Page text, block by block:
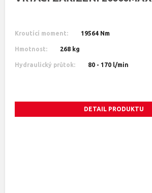
Kroutící moment: 19564 Nm
Hmotnost: 268 kg
Hydraulický průtok: 80 - 170 l/min
DETAIL PRODUKTU